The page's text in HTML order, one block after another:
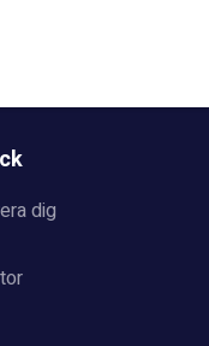
dig